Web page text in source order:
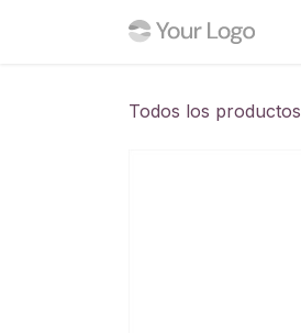
Todos los productos